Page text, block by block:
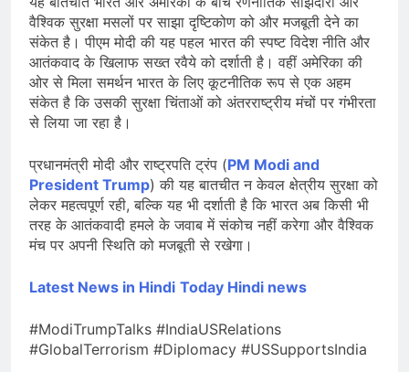
वैश्विक सुरक्षा मसलों पर साझा दृष्टिकोण को और मजबूती देने का
संकेत है। पीएम मोदी की यह पहल भारत की स्पष्ट विदेश नीति और
आतंकवाद के खिलाफ सख्त रवैये को दर्शाती है। वहीं अमेरिका की
ओर से मिला समर्थन भारत के लिए कूटनीतिक रूप से एक अहम
संकेत है कि उसकी सुरक्षा चिंताओं को अंतरराष्ट्रीय मंचों पर गंभीरता
से लिया जा रहा है।
प्रधानमंत्री मोदी और राष्ट्रपति ट्रंप (PM Modi and
President Trump) की यह बातचीत न केवल क्षेत्रीय सुरक्षा को
लेकर महत्वपूर्ण रही, बल्कि यह भी दर्शाती है कि भारत अब किसी भी
तरह के आतंकवादी हमले के जवाब में संकोच नहीं करेगा और वैश्विक
मंच पर अपनी स्थिति को मजबूती से रखेगा।
Latest News in Hindi Today Hindi news
#ModiTrumpTalks #IndiaUSRelations
#GlobalTerrorism #Diplomacy #USSupportsIndia